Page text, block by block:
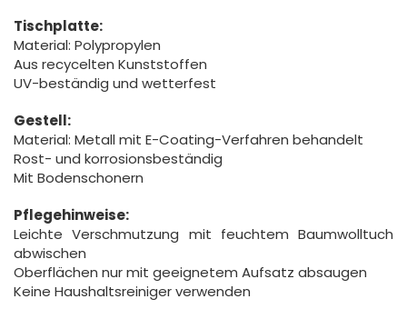
Tischplatte:
Material: Polypropylen
Aus recycelten Kunststoffen
UV-beständig und wetterfest
Gestell:
Material: Metall mit E-Coating-Verfahren behandelt
Rost- und korrosionsbeständig
Mit Bodenschonern
Pflegehinweise:
Leichte Verschmutzung mit feuchtem Baumwolltuch
abwischen
Oberflächen nur mit geeignetem Aufsatz absaugen
Keine Haushaltsreiniger verwenden